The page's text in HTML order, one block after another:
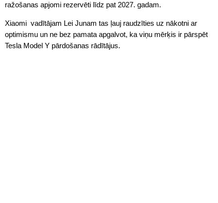
ražošanas apjomi rezervēti līdz pat 2027. gadam.
Xiaomi vadītājam Lei Junam tas ļauj raudzīties uz nākotni ar
optimismu un ne bez pamata apgalvot, ka viņu mērķis ir pārspēt
Tesla Model Y pārdošanas rādītājus.